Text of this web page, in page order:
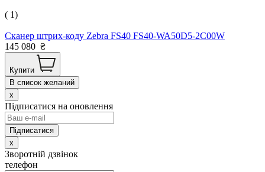
( 1)
Сканер штрих-коду Zebra FS40 FS40-WA50D5-2C00W
145 080 ₴
Купити
В список желаний
x
Підписатися на оновлення
x
Зворотній дзвінок
телефон